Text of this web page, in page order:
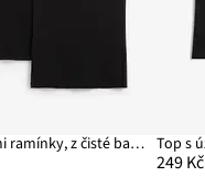
Top s úzkými ramínky, z čisté bavlny (3 ks v balení)
249 Kč